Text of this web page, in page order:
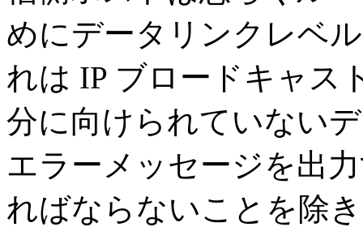
めにデータリンクレベ
れは IP ブロードキャス
分に向けられていない
エラーメッセージを出
ればならないことを除